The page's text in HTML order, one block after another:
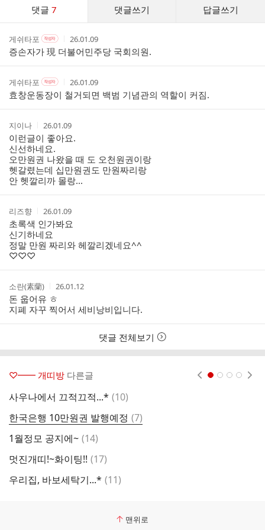
댓글 7 댓글쓰기 답글쓰기
스
작
성
자
게쉬타포 작
성
자
본
인
여
부
작
성
자
작
성
시
간
26.01.09
증손자가 現 더불어민주당 국회의원.
작
성
자
게쉬타포 작
성
자
본
여
부
작
성
자
작
성
시
간
26.01.09
효창운동장이 철거되면 백범 기념관의 역할이 커짐.
작
성
자
지이나
작
성
시
간
26.01.09
이런글이 좋아요.
신선하네요.
오만원권 나왔을 때 도 오천원권이랑
헷갈렸는데 십만원권도 만원짜리랑
안 헷깔리까 몰랑...
작
성
자
리즈향
작
성
시
간
26.01.09
초록색 인가봐요
신기하네요
정말 만원 짜리와 헤깔리겠네요^^
♡♡♡
작
성
자
소란(素蘭)
작
성
시
간
26.01.12
돈 웁어유 ㅎ
지폐 자꾸 찍어서 세비낭비입니다.
댓글 전체보기
♡━━ 개띠방 다른글
사우나에서 끄적끄적...* 댓
(10)
한국은행 10만원권 발행예정 댓
글
(7)
1월정모 공지에~ 댓
(14)
멋진개띠!~화이팅!! 댓
(17)
우리집, 바보세탁기...* 댓
(11)
맨위로